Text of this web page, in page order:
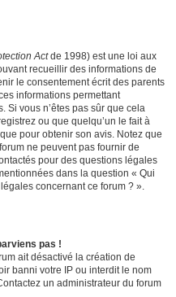
Actde 1998) est une loi aux
recueillir des informations de
le consentement écrit des parents
informations permettant
Si vous n’êtes pas sûr que cela
ou que quelqu’un le fait à
pour obtenir son avis. Notez que
ne peuvent pas fournir de
pour des questions légales
dans la question « Qui
concernant ce forum ? ».
pas !
ait désactivé la création de
banni votre IP ou interdit le nom
un administrateur du forum